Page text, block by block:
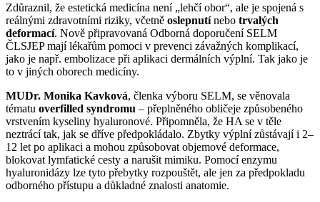
Zdůraznil, že estetická medicína není „lehčí obor“, ale je spojená s
reálnými zdravotními riziky, včetně oslepnutínebo trvalých
deformací. Nově připravovaná Odborná doporučení SELM
ČLSJEP mají lékařům pomoci v prevenci závažných komplikací,
jako je např. embolizace při aplikaci dermálních výplní. Tak jako je
to v jiných oborech medicíny.
MUDr. Monika Kavková, členka výboru SELM, se věnovala
tématu overfilled syndromu – přeplněného obličeje způsobeného
vrstvením kyseliny hyaluronové. Připomněla, že HA se v těle
neztrácí tak, jak se dříve předpokládalo. Zbytky výplní zůstávají i 2–
12 let po aplikaci a mohou způsobovat objemové deformace,
blokovat lymfatické cesty a narušit mimiku. Pomocí enzymu
hyaluronidázy lze tyto přebytky rozpouštět, ale jen za předpokladu
odborného přístupu a důkladné znalosti anatomie.